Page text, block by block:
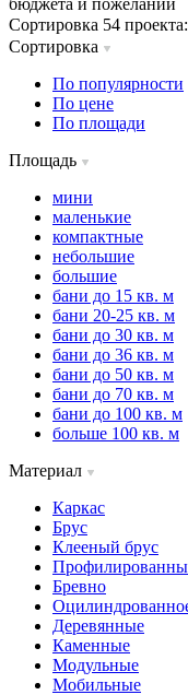
Сортировка 54 проекта:
Сортировка
По популярности
По цене
По площади
Площадь
мини
маленькие
компактные
небольшие
большие
бани до 15 кв. м
бани 20-25 кв. м
бани до 30 кв. м
бани до 36 кв. м
бани до 50 кв. м
бани до 70 кв. м
бани до 100 кв. м
больше 100 кв. м
Материал
Каркас
Брус
Клееный брус
Бревно
Деревянные
Каменные
Модульные
Мобильные